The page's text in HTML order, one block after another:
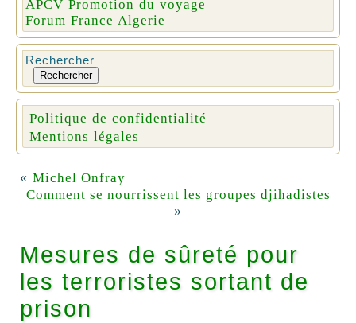
APCV Promotion du voyage
Forum France Algerie
Rechercher
Rechercher
Politique de confidentialité
Mentions légales
« Michel Onfray
Comment se nourrissent les groupes djihadistes
»
Mesures de sûreté pour
les terroristes sortant de
prison